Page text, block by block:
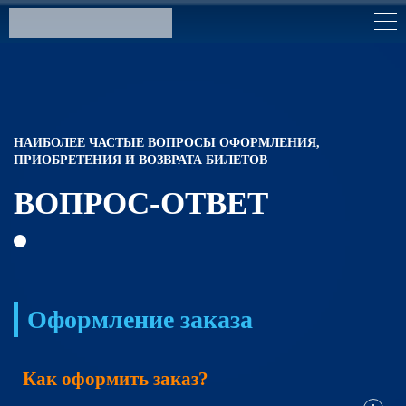
НАИБОЛЕЕ ЧАСТЫЕ ВОПРОСЫ ОФОРМЛЕНИЯ,
ПРИОБРЕТЕНИЯ И ВОЗВРАТА БИЛЕТОВ
ВОПРОС-ОТВЕТ
Оформление заказа
Как оформить заказ?